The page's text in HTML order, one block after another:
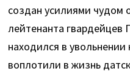
создан усилиями чудом
лейтенанта
находился в
воплотили в жизнь